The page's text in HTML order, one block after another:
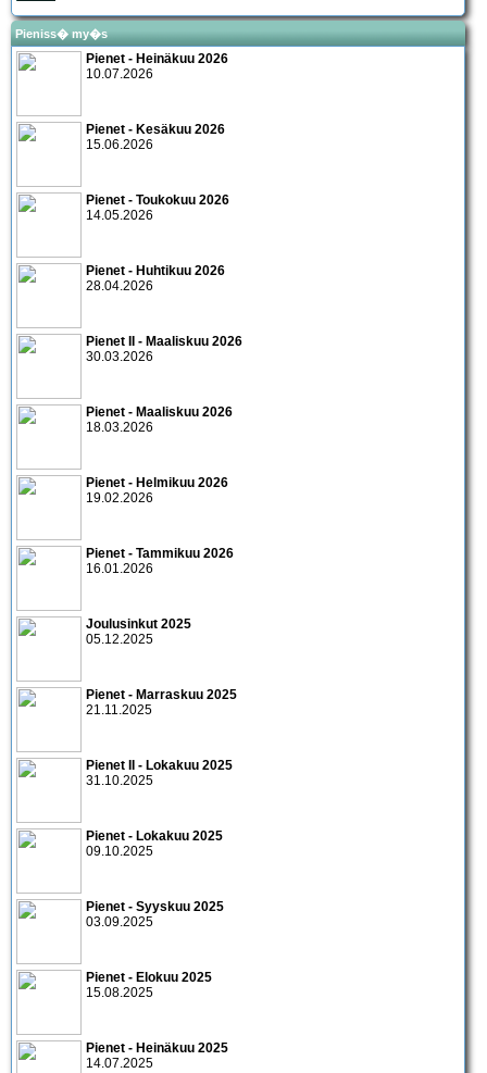
Pieniss� my�s
Pienet - Heinäkuu 2026
10.07.2026
Pienet - Kesäkuu 2026
15.06.2026
Pienet - Toukokuu 2026
14.05.2026
Pienet - Huhtikuu 2026
28.04.2026
Pienet II - Maaliskuu 2026
30.03.2026
Pienet - Maaliskuu 2026
18.03.2026
Pienet - Helmikuu 2026
19.02.2026
Pienet - Tammikuu 2026
16.01.2026
Joulusinkut 2025
05.12.2025
Pienet - Marraskuu 2025
21.11.2025
Pienet II - Lokakuu 2025
31.10.2025
Pienet - Lokakuu 2025
09.10.2025
Pienet - Syyskuu 2025
03.09.2025
Pienet - Elokuu 2025
15.08.2025
Pienet - Heinäkuu 2025
14.07.2025